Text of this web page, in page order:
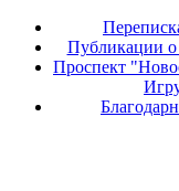
Публикации
Проспект